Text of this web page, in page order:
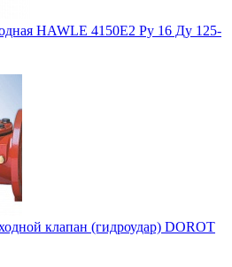
HAWLE 4150Е2 Ру 16 Ду 125-
клапан (гидроудар) DOROT